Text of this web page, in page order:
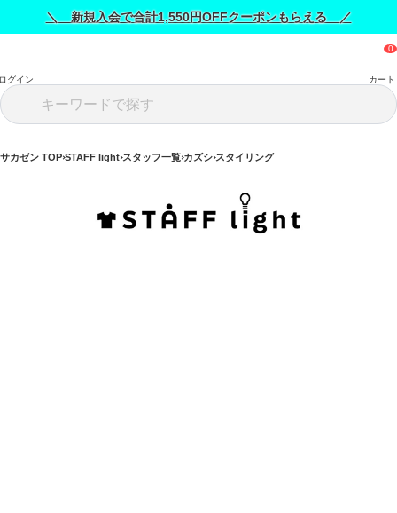
＼ 新規入会で合計1,550円OFFクーポンもらえる ／
グイン カート
サカゼン TOP STAFF light スタッフ一覧 カズシ スタイリング